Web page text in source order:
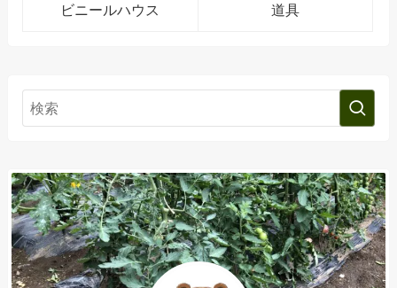
ビニールハウス 道具